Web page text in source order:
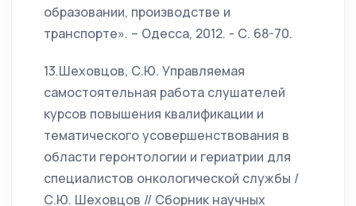
образовании, производстве и
транспорте». – Одесса, 2012. - С. 68-70.
13.Шеховцов, С.Ю. Управляемая
самостоятельная работа слушателей
курсов повышения квалификации и
тематического усовершенствования в
области геронтологии и гериатрии для
специалистов онкологической службы /
С.Ю. Шеховцов // Сборник научных